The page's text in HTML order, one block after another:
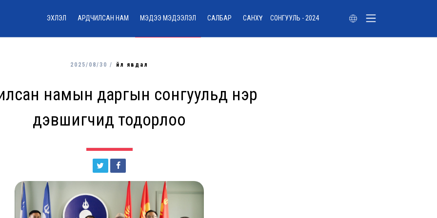
ЭХЛЭЛ АРДЧИЛСАН НАМ МЭДЭЭ МЭДЭЭЛЭЛ САЛБАР САНХҮҮ СОНГУУЛЬ - 2024
2025/08/30 / Үйл явдал
намын даргын сонгуульд нэр
дэвшигчид тодорлоо